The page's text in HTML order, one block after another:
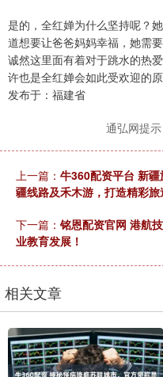
是的，全红婵为什么坚持呢？
道想要让爸爸妈妈幸福，她需
诚然这里面有着对于跳水的热
许也是全红婵会如此受欢迎的原
发布于：福建省
通弘网提
上一篇： 牛360配资平台 新
疆线路及禾木游，打造精彩旅
下一篇： 铭恩配资官网 港航
业教育发展！
相关文章